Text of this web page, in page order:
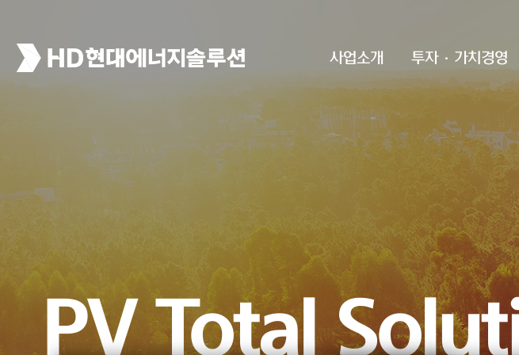
사업소개 투자·가치경영
High